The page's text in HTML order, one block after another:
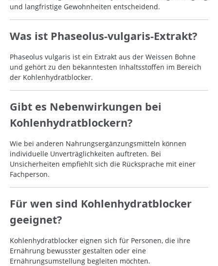
und langfristige Gewohnheiten entscheidend.
Was ist Phaseolus-vulgaris-Extrakt?
Phaseolus vulgaris ist ein Extrakt aus der Weissen Bohne
und gehört zu den bekanntesten Inhaltsstoffen im Bereich
der Kohlenhydratblocker.
Gibt es Nebenwirkungen bei
Kohlenhydratblockern?
Wie bei anderen Nahrungsergänzungsmitteln können
individuelle Unverträglichkeiten auftreten. Bei
Unsicherheiten empfiehlt sich die Rücksprache mit einer
Fachperson.
Für wen sind Kohlenhydratblocker
geeignet?
Kohlenhydratblocker eignen sich für Personen, die ihre
Ernährung bewusster gestalten oder eine
Ernährungsumstellung begleiten möchten.